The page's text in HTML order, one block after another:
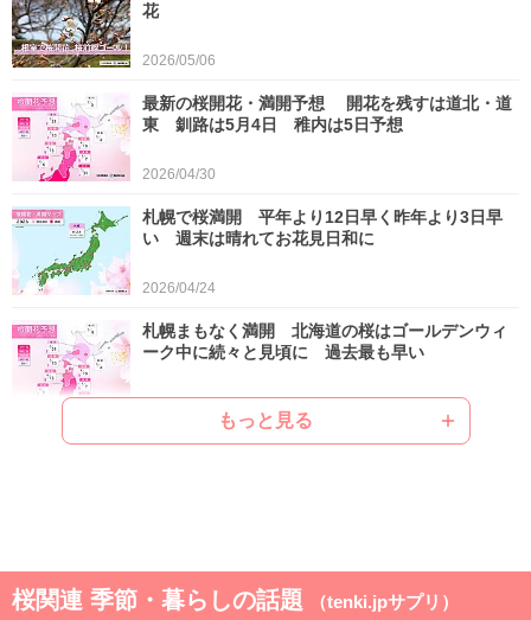
もっと見る
花
2026/05/06
最新の桜開花・満開予想 開花を残すは道北・道
東 釧路は5月4日 稚内は5日予想
2026/04/30
札幌で桜満開 平年より12日早く昨年より3日早
い 週末は晴れてお花見日和に
2026/04/24
札幌まもなく満開 北海道の桜はゴールデンウィ
ーク中に続々と見頃に 過去最も早い
2026/04/22
ゴールデンウィークは晴れと雨が交互 晴れると
気象予報士の解説をもっと見る
桜関連 季節・暮らしの話題 （tenki.jpサプリ）